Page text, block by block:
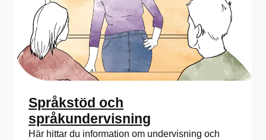
Språkstöd och
språkundervisning
Här hittar du information om undervisning och